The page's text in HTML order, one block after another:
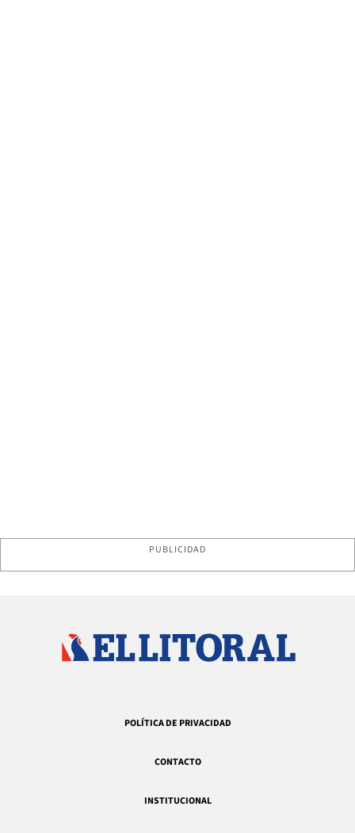
PUBLICIDAD
POLÍTICA DE PRIVACIDAD
CONTACTO
INSTITUCIONAL